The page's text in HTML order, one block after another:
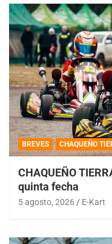
BREVES CHAQUEÑO
CHAQUEÑO
quinta fecha
5 agosto, 2026 E-Kart